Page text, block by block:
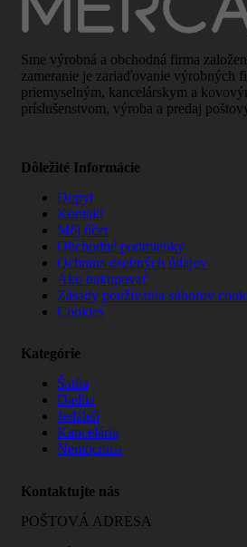
Sme výrobná a obchodná firma
zameranie je zariaďovanie výrobných
priemyselným, kancelárskym a
príslušenstvom, výroba a predaj
Dôležité Informácie
Dopyt
Kontakt
Môj účet
Obchodné podmienky
Ochrana osobných údajov
Ako nakupovať
Zásady používania súborov
Cookies
Kategórie
Šatňa
Dielňa
Jedáleň
Kancelária
Nemocnica
Kontaktujte nás
POŠTOVÁ ADRESA